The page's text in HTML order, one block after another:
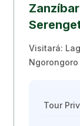
Visitará:
Tour